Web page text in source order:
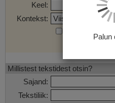
Keel:
Kontekst:
Otsi
Millistest tekstidest otsin?
Sajand:
Tekstiliik:
Palun